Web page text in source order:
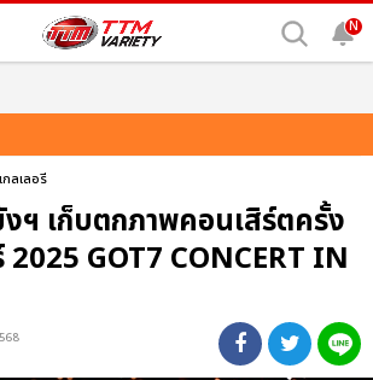
N
ลเลอรี
ฯ เก็บตกภาพคอนเสิร์ตครั้ง
GOT7 CONCERT IN